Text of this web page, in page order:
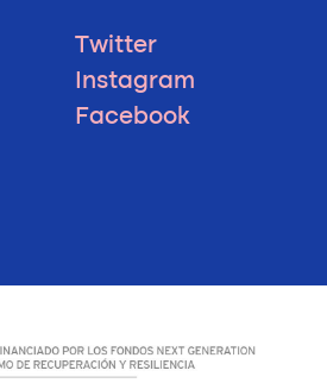
Twitter
Instagram
Facebook